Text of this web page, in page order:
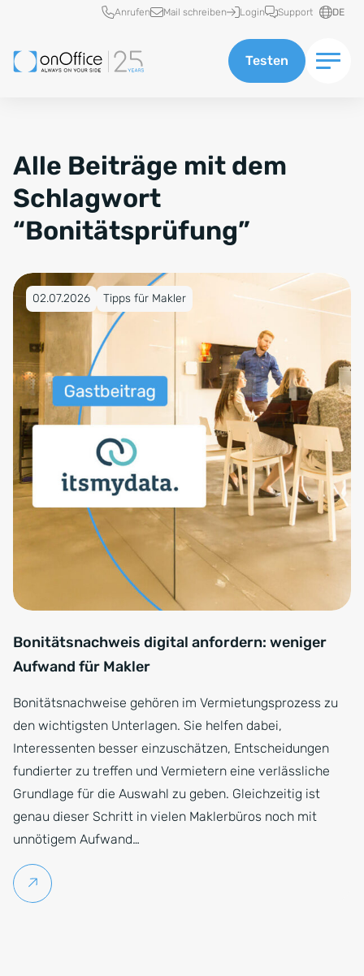
Schnellzugriff
Anrufen Mail schreiben Login Support DE
Testen
Alle Beiträge mit dem
Schlagwort
“Bonitätsprüfung”
Veröffentlicht am 02.07.2026
02.07.2026 Tipps für Makler
Bonitätsnachweis digital anfordern: weniger
Aufwand für Makler
Bonitätsnachweise gehören im Vermietungsprozess zu
den wichtigsten Unterlagen. Sie helfen dabei,
Interessenten besser einzuschätzen, Entscheidungen
fundierter zu treffen und Vermietern eine verlässliche
Grundlage für die Auswahl zu geben. Gleichzeitig ist
genau dieser Schritt in vielen Maklerbüros noch mit
unnötigem Aufwand…
Weiterlesen